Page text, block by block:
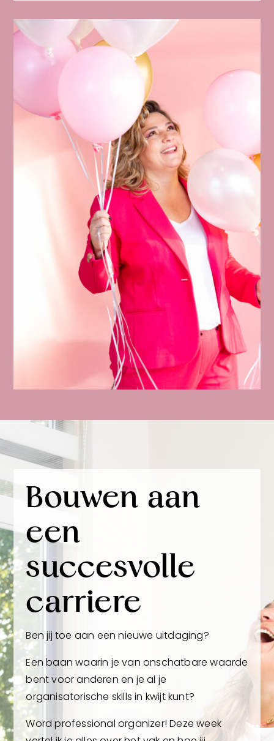
Bouwen aan
een
succesvolle
carriere
Ben jij toe aan een nieuwe uitdaging?
Een baan waarin je van onschatbare waarde
bent voor anderen en je al je
organisatorische skills in kwijt kunt?
Word professional organizer! Deze week